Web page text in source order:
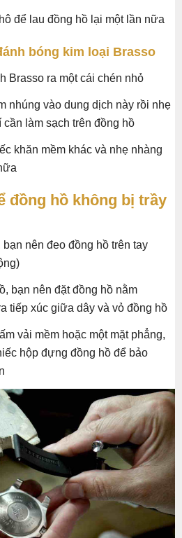
để lau đồng hồ lại một lần nữa
bóng kim loại Brasso
Brasso ra một cái chén nhỏ
nhúng vào dung dịch này rồi nhẹ
làm sạch trên đồng hồ
khăn mềm khác và nhẹ nhàng
đồng hồ không bị trầy
nên đeo đồng hồ trên tay
bạn nên đặt đồng hồ nằm
tiếp xúc giữa dây và vỏ đồng hồ
vải mềm hoặc một mặt phẳng,
hộp đựng đồng hồ để bảo